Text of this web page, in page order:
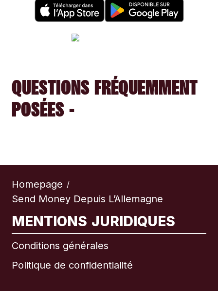
QUESTIONS FRÉQUEMMENT
POSÉES -
Homepage /
Send Money Depuis L’Allemagne
MENTIONS JURIDIQUES
Conditions générales
Politique de confidentialité